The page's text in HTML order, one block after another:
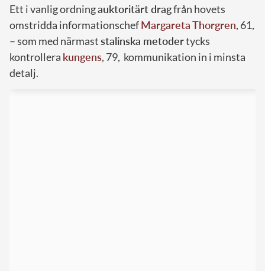
Ett i vanlig ordningauktoritärt dragfrån hovets
omstridda informationschefMargareta Thorgren, 61,
– som med närmaststalinska metodertycks
kontrollera kungens, 79, kommunikation in i minsta
detalj.